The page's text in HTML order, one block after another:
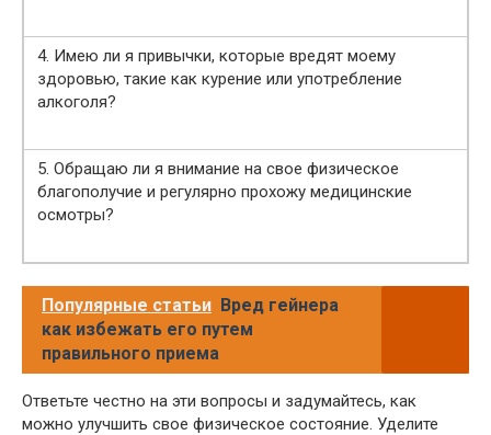
4. Имею ли я привычки, которые вредят моему
здоровью, такие как курение или употребление
алкоголя?
5. Обращаю ли я внимание на свое физическое
благополучие и регулярно прохожу медицинские
осмотры?
Популярные статьи Вред гейнера
как избежать его путем
правильного приема
Ответьте честно на эти вопросы и задумайтесь, как
можно улучшить свое физическое состояние. Уделите